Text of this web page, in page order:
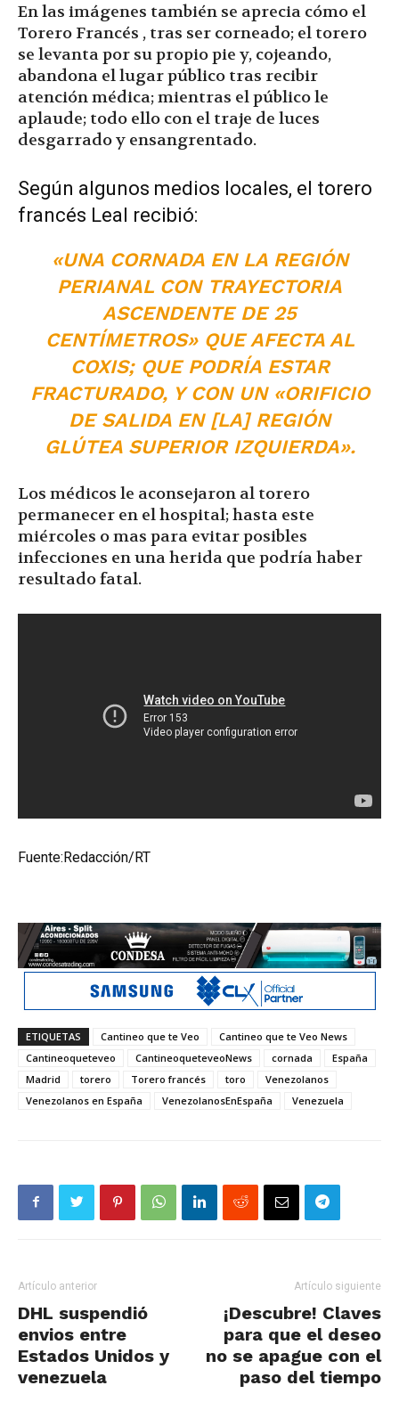
En las imágenes también se aprecia cómo el
Torero Francés , tras ser corneado; el torero
se levanta por su propio pie y, cojeando,
abandona el lugar público tras recibir
atención médica; mientras el público le
aplaude; todo ello con el traje de luces
desgarrado y ensangrentado.
Según algunos medios locales, el torero
francés Leal recibió:
«UNA CORNADA EN LA REGIÓN
PERIANAL CON TRAYECTORIA
ASCENDENTE DE 25
CENTÍMETROS» QUE AFECTA AL
COXIS; QUE PODRÍA ESTAR
FRACTURADO, Y CON UN «ORIFICIO
DE SALIDA EN [LA] REGIÓN
GLÚTEA SUPERIOR IZQUIERDA».
Los médicos le aconsejaron al torero
permanecer en el hospital; hasta este
miércoles o mas para evitar posibles
infecciones en una herida que podría haber
resultado fatal.
Fuente:Redacción/RT
ETIQUETAS Cantineo que te Veo
Cantineo que te Veo News
Cantineoqueteveo
CantineoqueteveoNews cornada
España
Madrid
torero Torero francés toro
Venezolanos
Venezolanos en España
VenezolanosEnEspaña Venezuela
Artículo anterior
DHL suspendió
envios entre
Estados Unidos y
venezuela
Artículo siguiente
¡Descubre! Claves
para que el deseo
no se apague con el
paso del tiempo